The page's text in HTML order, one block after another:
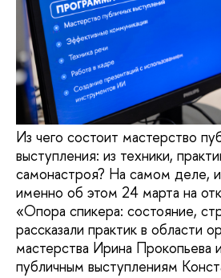
Из чего состоит мастерство
выступления: из техники,
самонастроя? На самом деле,
именно об этом 24 марта на
«Опора спикера: состояние,
рассказали практик в области
мастерства Ирина Прокопьева
публичным выступлениям